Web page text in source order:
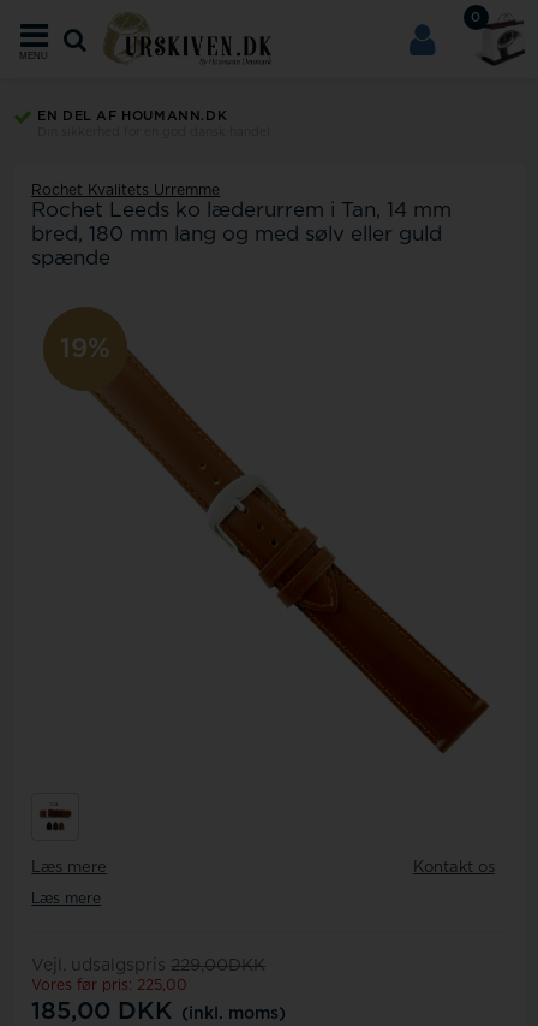
0
MENU
EN DEL AF HOUMANN.DK
Rochet Kvalitets Urremme
Rochet Leeds ko læderurrem i Tan, 14 mm
bred, 180 mm lang og med sølv eller guld
spænde
18%
19%
Læs mere Kontakt os
Læs mere
Vejl. udsalgspris 229,00DKK
Vores før pris: 225,00
185,00 DKK (inkl. moms)